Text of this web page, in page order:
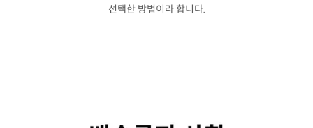
선택한 방법이라 합니다.